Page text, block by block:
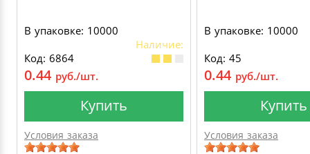
В упаковке: 10000
Наличие:
Код: 6864
0.44 руб./шт.
Купить
Условия заказа
В упаковке: 10000
Код: 45
0.44 руб./шт.
Купить
Условия заказа